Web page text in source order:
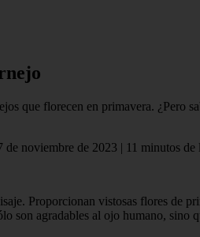
que florecen en primavera. ¿Pero
noviembre de 2023 | 11 minutos de
Proporcionan vistosas flores de
son agradables al ojo humano,